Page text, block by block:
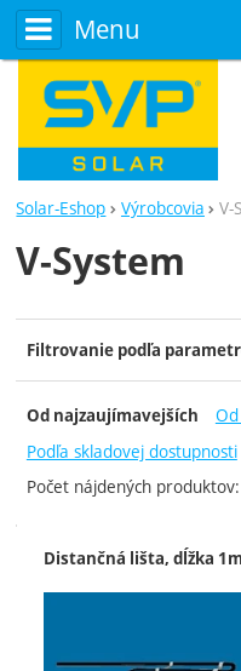
Menu
Solar-Eshop Výrobcovia V-
V-System
Zobraziť viac
Filtrovanie podľa
Cena (€)
Dostupnosť
Skladom
Do 3 dní
Do týždňa
Od najzaujímavejších
Podľa skladovej dostupnosti
Počet nájdených produktov:
Produkty
Distančná lišta, dĺžka 1m